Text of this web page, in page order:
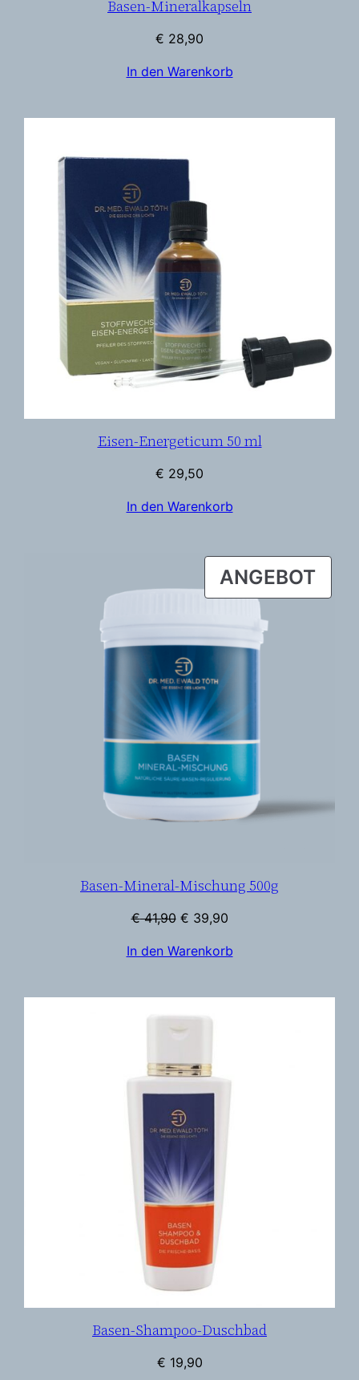
Basen-Mineralkapseln
€ 28,90
In den Warenkorb
Eisen-Energeticum 50 ml
€ 29,50
In den Warenkorb
ANGEBOT
Basen-Mineral-Mischung 500g
€41,90 Ursprünglicher
war:
€ 39,90Aktueller
ist:
In den Warenkorb
Basen-Shampoo-Duschbad
€ 19,90